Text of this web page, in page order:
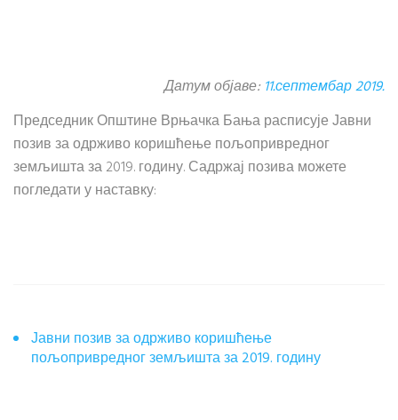
Датум објаве:11.септембар 2019.
Председник Општине Врњачка Бања расписује Јавни
позив за одрживо коришћење пољопривредног
земљишта за 2019. годину. Садржај позива можете
погледати у наставку:
Јавни позив за одрживо коришћење
пољопривредног земљишта за 2019. годину